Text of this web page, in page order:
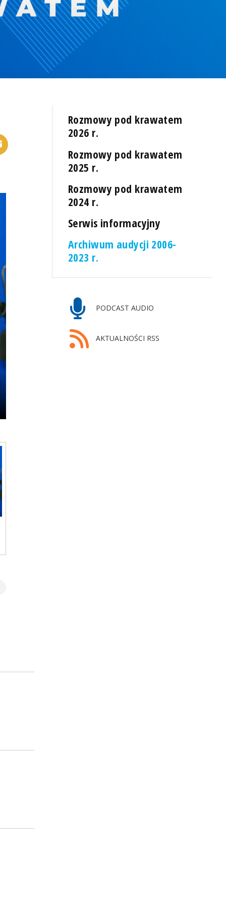
Rozmowy pod krawatem
2026 r.
Rozmowy pod krawatem
2025 r.
Rozmowy pod krawatem
2024 r.
Serwis informacyjny
Archiwum audycji 2006-
2023 r.
PODCAST AUDIO
AKTUALNOŚCI RSS